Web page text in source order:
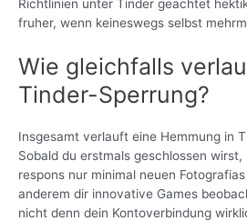
Richtlinien unter Tinder geachtet
fruher, wenn keineswegs selbst
Wie gleichfalls
Tinder-Sperrung?
Insgesamt verlauft eine Hemmung in
Sobald du erstmals geschlossen
respons nur minimal neuen
anderem dir innovative Games
nicht denn dein Kontoverbindung